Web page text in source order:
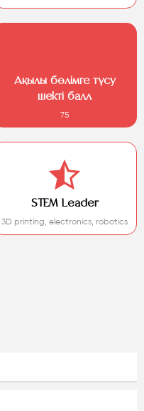
Ақылы бөлімге түсу
шекті балл
75
STEM Leader
3D printing, electronics, robotics